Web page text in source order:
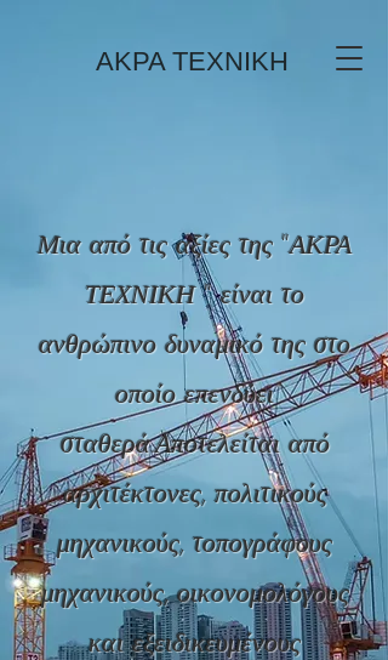
ΑΚΡΑ TEXNIKH
Μια από τις αξίες της "ΑΚΡΑ
ΤΕΧΝΙΚΗ " είναι το
ανθρώπινο δυναμικό της στο
οποίο επενδύει
σταθερά.Αποτελείται από
αρχιτέκτονες, πολιτικούς
μηχανικούς, τοπογράφους
μηχανικούς, οικονομολόγους
και εξειδικευμένους